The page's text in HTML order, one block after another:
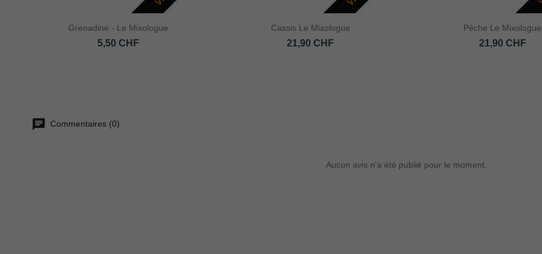
Grenadine - Le Mixologue
Prix
5,50 CHF
Cassis Le Mixologue
Prix
21,90 CHF
Pêche Le Mixologue
Prix
21,90 CHF
Commentaires (0)
Aucun avis n'a été publié pour le moment.